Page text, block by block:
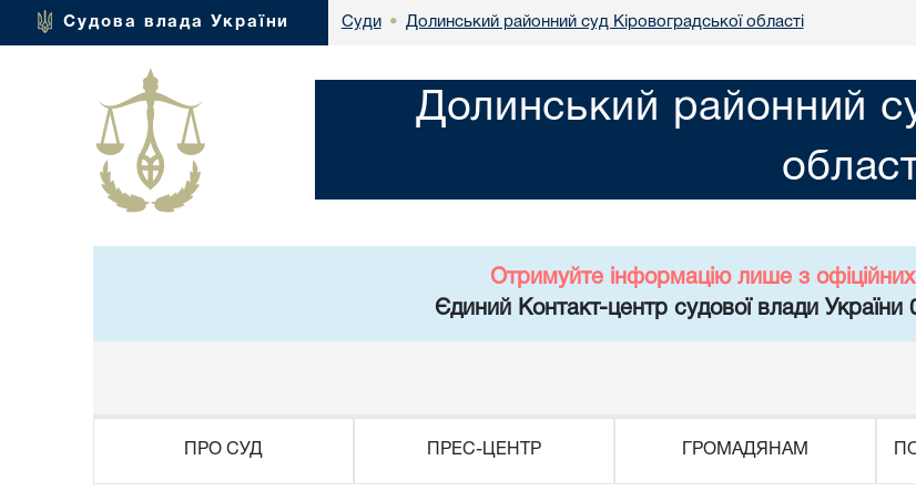
Судова влада України Суди • Долинський районний суд Кіровоградської області
Долинський районний
Отримуйте інформацію лише з
Єдиний Контакт-центр судової влади
ПРО СУД ПРЕС-ЦЕНТР ГРОМАДЯНАМ